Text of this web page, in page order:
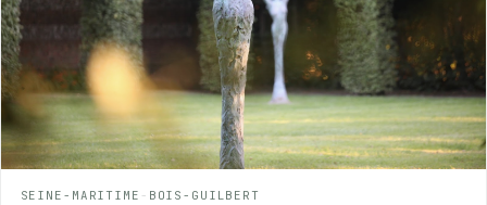
SEINE-MARITIME - BOIS-GUILBERT